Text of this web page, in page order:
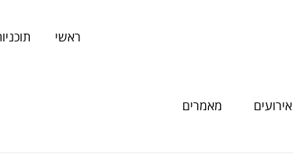
ראשי
אירועים מאמרים